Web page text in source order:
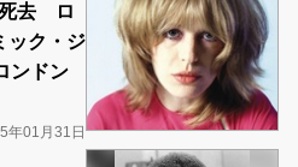
死去 ロ
ック・ジ
ンドン
年01月31日